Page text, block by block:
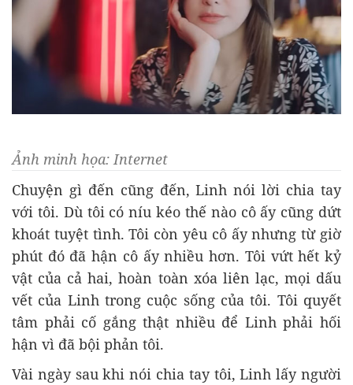
Ảnh minh họa: Internet
Chuyện gì đến cũng đến, Linh nói lời chia tay
với tôi. Dù tôi có níu kéo thế nào cô ấy cũng dứt
khoát tuyệt tình. Tôi còn yêu cô ấy nhưng từ giờ
phút đó đã hận cô ấy nhiều hơn. Tôi vứt hết kỷ
vật của cả hai, hoàn toàn xóa liên lạc, mọi dấu
vết của Linh trong cuộc sống của tôi. Tôi quyết
tâm phải cố gắng thật nhiều để Linh phải hối
hận vì đã bội phản tôi.
Vài ngày sau khi nói chia tay tôi, Linh lấy người